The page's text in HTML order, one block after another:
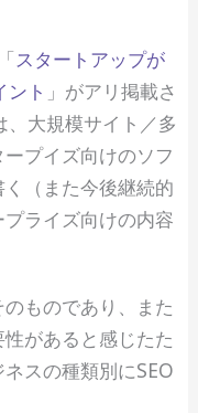
スタートアップが
ント 」がアリ掲載さ
大規模サイト／多
プイズ向けのソフ
（また今後継続的
ライズ向けの内容
ものであり、また
があると感じたた
スの種類別にSEO